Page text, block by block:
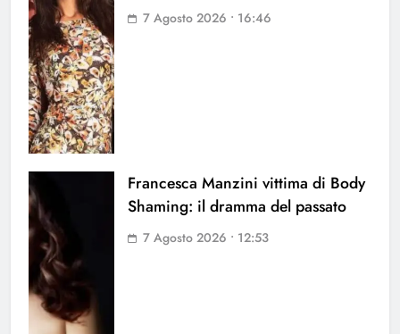
7 Agosto 2026 • 16:46
Francesca Manzini vittima di Body
Shaming: il dramma del passato
7 Agosto 2026 • 12:53